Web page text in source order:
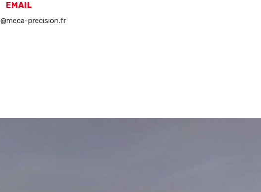
EMAIL
precision.fr